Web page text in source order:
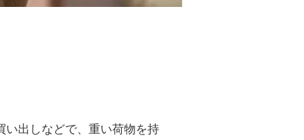
い出しなどで、重い荷物を持